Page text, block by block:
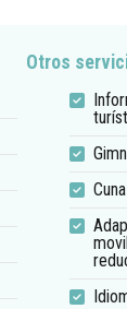
Otros
Cuna